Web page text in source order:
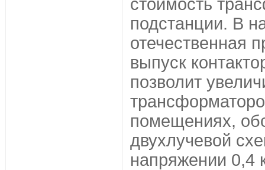
стоимость
подстанции. В
отечественная
выпуск
позволит
помещениях,
двухлучевой
напряжении 0,4